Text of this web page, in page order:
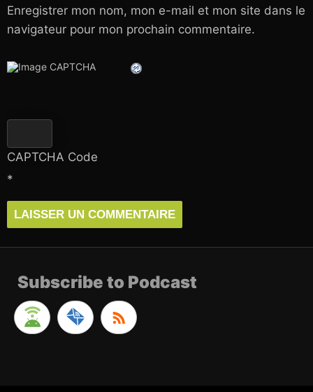
Enregistrer mon nom, mon e-mail et mon site dans le
navigateur pour mon prochain commentaire.
CAPTCHA Code
*
Subscribe to Podcast